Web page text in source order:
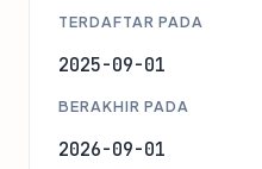
TERDAFTAR PADA
2025-09-01
BERAKHIR PADA
2026-09-01